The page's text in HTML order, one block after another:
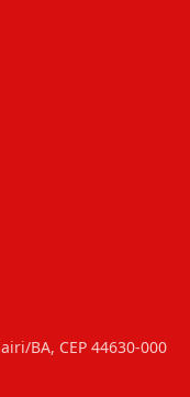
BA, CEP 44630-000